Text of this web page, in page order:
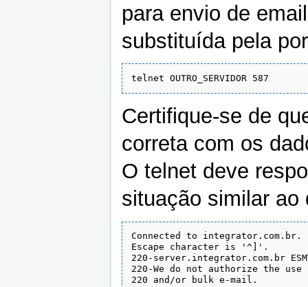
para envio de
substituída pela
Certifique-se de
correta com os
O telnet deve
situação similar ao
Connected to integrator.com.br.
Escape character is '^]'.
220-server.integrator.com.br
220-We do not authorize the